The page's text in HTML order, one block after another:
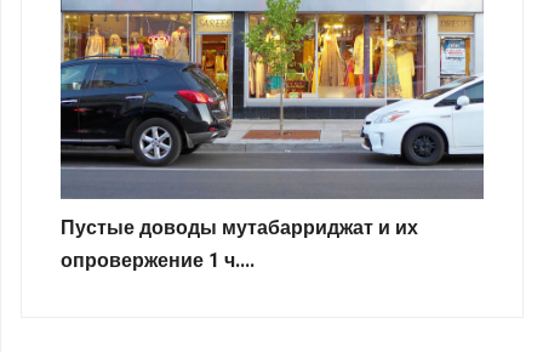
Пустые доводы мутабарриджат и их
опровержение 1 ч....